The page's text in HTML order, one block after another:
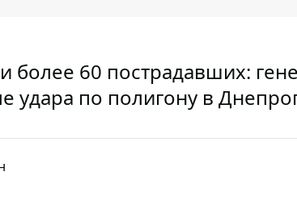
более 60 пострадавших:
удара по полигону в